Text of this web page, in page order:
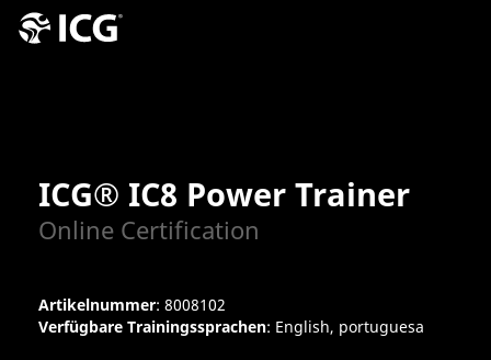
ICG® IC8 Power Trainer
Online Certification
Artikelnummer: 8008102
Verfügbare Trainingssprachen: English, portuguesa